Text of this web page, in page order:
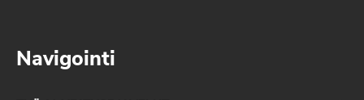
Navigointi